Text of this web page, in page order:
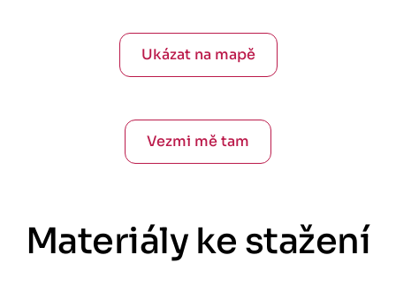
Ukázat na mapě
Vezmi mě tam
Materiály ke stažení